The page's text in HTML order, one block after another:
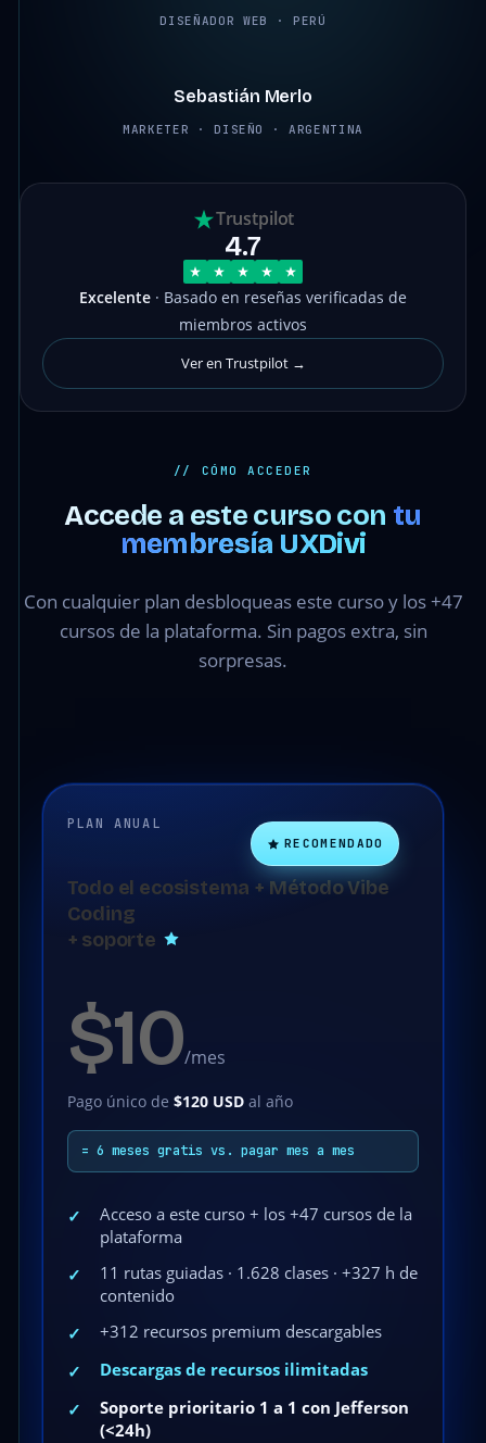
DISEÑADOR WEB · PERÚ
Sebastián Merlo
MARKETER · DISEÑO · ARGENTINA
Trustpilot
4.7
Excelente · Basado en reseñas verificadas de
miembros activos
Ver en Trustpilot →
// CÓMO ACCEDER
Accede a este curso con tu
membresía UXDivi
Con cualquier plan desbloqueas este curso y los +47
cursos de la plataforma. Sin pagos extra, sin
sorpresas.
RECOMENDADO
PLAN ANUAL
Todo el ecosistema + Método Vibe
Coding
+ soporte
$10/mes
Pago único de $120 USDal año
= 6 meses gratis vs. pagar mes a mes
✓
Acceso a este curso + los +47 cursos de la
plataforma
✓
11 rutas guiadas · 1.628 clases · +327 h de
contenido
✓
+312 recursos premium descargables
✓
Descargas de recursos ilimitadas
✓
Soporte prioritario 1 a 1 con Jefferson
(<24h)